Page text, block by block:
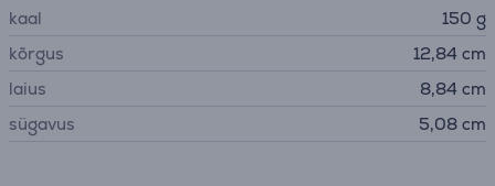
kaal
150 g
kõrgus
12,84 cm
laius
8,84 cm
sügavus
5,08 cm